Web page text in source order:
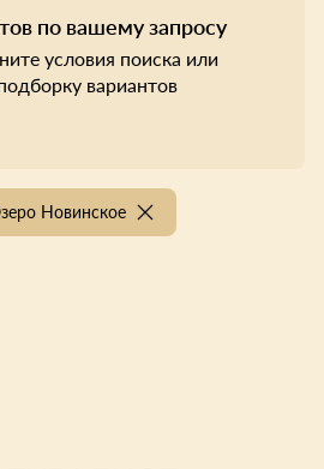
по вашему запросу
условия поиска или
вариантов
Новинское